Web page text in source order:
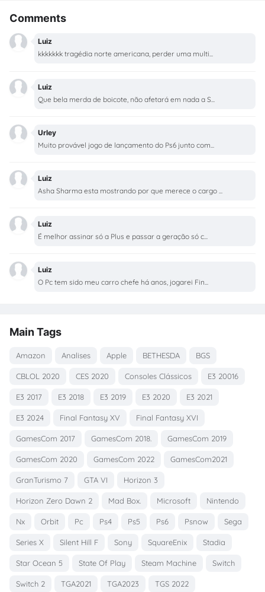
Comments
Luiz
kkkkkkk tragédia norte americana, perder uma multi...
Luiz
Que bela merda de boicote, não afetará em nada a S...
Urley
Muito provável jogo de lançamento do Ps6 junto com...
Luiz
Asha Sharma esta mostrando por que merece o cargo ...
Luiz
É melhor assinar só a Plus e passar a geração só c...
Luiz
O Pc tem sido meu carro chefe há anos, jogarei Fin...
Main Tags
Amazon Analises Apple BETHESDA BGS
CBLOL 2020 CES 2020 Consoles Clássicos E3 20016
E3 2017 E3 2018 E3 2019 E3 2020 E3 2021
E3 2024 Final Fantasy XV Final Fantasy XVI
GamesCom 2017 GamesCom 2018. GamesCom 2019
GamesCom 2020 GamesCom 2022 GamesCom2021
GranTurismo 7 GTA VI Horizon 3
Horizon Zero Dawn 2 Mad Box. Microsoft Nintendo
Nx Orbit Pc Ps4 Ps5 Ps6 Psnow Sega
Series X Silent Hill F Sony SquareEnix Stadia
Star Ocean 5 State Of Play Steam Machine Switch
Switch 2 TGA2021 TGA2023 TGS 2022